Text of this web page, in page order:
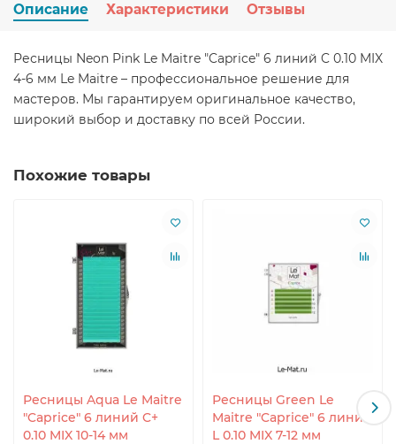
Описание Характеристики Отзывы
Ресницы Neon Pink Le Maitre "Caprice" 6 линий C 0.10 MIX
4-6 мм Le Maitre – профессиональное решение для
мастеров. Мы гарантируем оригинальное качество,
широкий выбор и доставку по всей России.
Похожие товары
Ресницы Aqua Le Maitre
"Caprice" 6 линий C+
0.10 MIX 10-14 мм
Ресницы Green Le
Maitre "Caprice" 6 линий
L 0.10 MIX 7-12 мм